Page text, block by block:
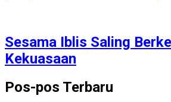
Sesama Iblis Saling
Kekuasaan
Pos-pos Terbaru